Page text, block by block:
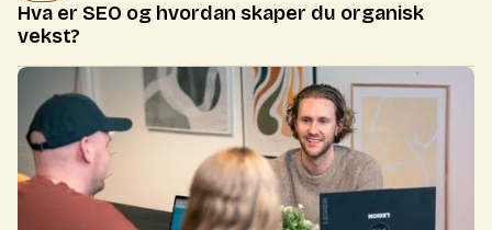
Hva er SEO og hvordan skaper du organisk
vekst?